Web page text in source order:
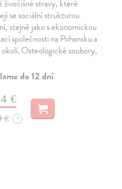
živočišné stravy, které
se sociální strukturou
stejně jako s ekonomickou
společnosti na Pohansku a
okolí. Osteologické soubory,
do 12 dní
€
€ ?